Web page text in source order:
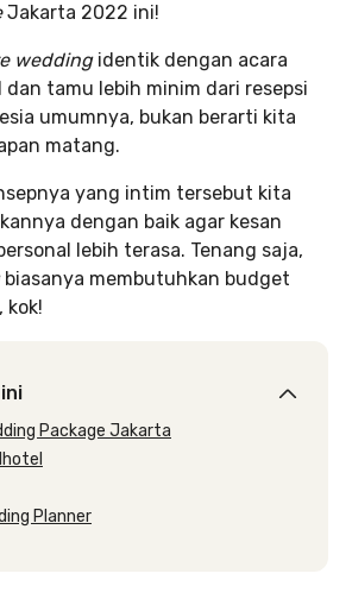
Jakarta 2022 ini!
wedding identik dengan acara
tamu lebih minim dari resepsi
umumnya, bukan berarti kita
matang.
yang intim tersebut kita
dengan baik agar kesan
lebih terasa. Tenang saja,
biasanya membutuhkan budget
kok!
Package Jakarta
Planner